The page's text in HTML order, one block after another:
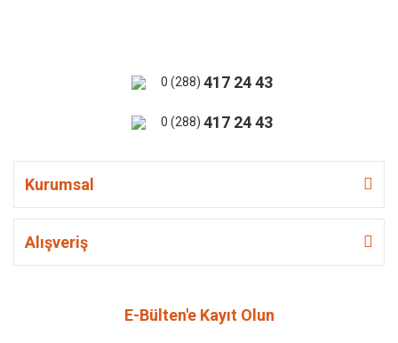
0 (288) 417 24 43
0 (288) 417 24 43
Kurumsal
Alışveriş
E-Bülten'e Kayıt Olun